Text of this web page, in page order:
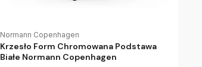
Normann Copenhagen
Krzesło Form Chromowana Podstawa
Białe Normann Copenhagen